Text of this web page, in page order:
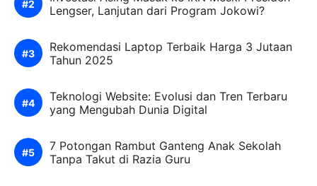
Lengser, Lanjutan dari Program Jokowi?
Rekomendasi Laptop Terbaik Harga 3 Jutaan
Tahun 2025
Teknologi Website: Evolusi dan Tren Terbaru
yang Mengubah Dunia Digital
7 Potongan Rambut Ganteng Anak Sekolah
Tanpa Takut di Razia Guru